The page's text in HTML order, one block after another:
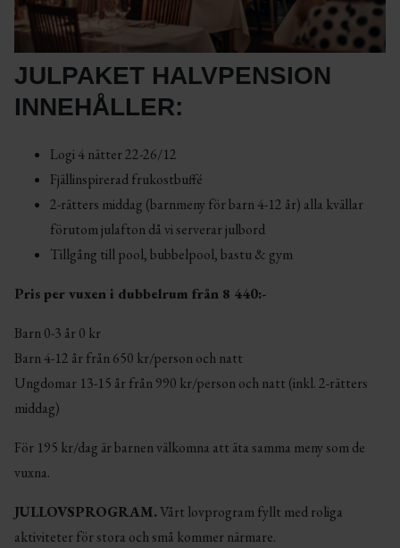
JULPAKET HALVPENSION
INNEHÅLLER:
Logi 4 nätter 22-26/12
Fjällinspirerad frukostbuffé
2-rätters middag (barnmeny för barn 4-12 år) alla kvällar
förutom julafton då vi serverar julbord
Tillgång till pool, bubbelpool, bastu & gym
Pris per vuxen i dubbelrum från 8 440:-
Barn 0-3 år 0 kr
Barn 4-12 år från 650 kr/person och natt
Ungdomar 13-15 år från 990 kr/person och natt (inkl. 2-rätters
middag)
För 195 kr/dag är barnen välkomna att äta samma meny som de
vuxna.
JULLOVSPROGRAM.Vårt lovprogram fyllt med roliga
aktiviteter för stora och små kommer närmare.